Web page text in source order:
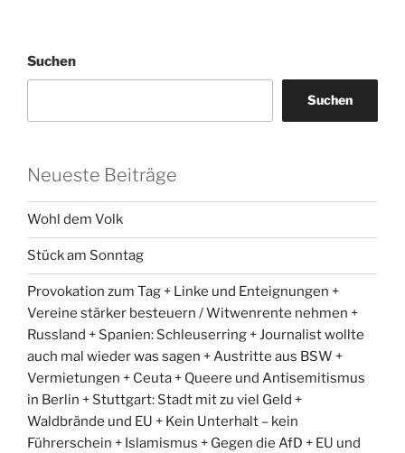
Suchen
Suchen
Neueste Beiträge
Wohl dem Volk
Stück am Sonntag
Provokation zum Tag + Linke und Enteignungen +
Vereine stärker besteuern / Witwenrente nehmen +
Russland + Spanien: Schleuserring + Journalist wollte
auch mal wieder was sagen + Austritte aus BSW +
Vermietungen + Ceuta + Queere und Antisemitismus
in Berlin + Stuttgart: Stadt mit zu viel Geld +
Waldbrände und EU + Kein Unterhalt – kein
Führerschein + Islamismus + Gegen die AfD + EU und